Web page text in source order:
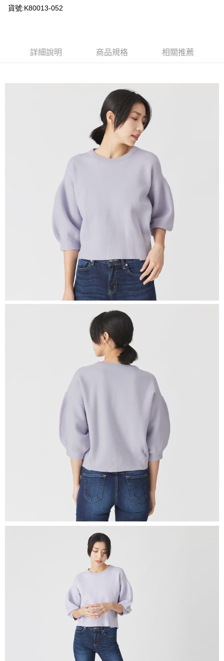
５．嚴禁一人註冊多個帳號或使用他人資訊註冊。若發現惡意使用之情形，
貨號:K80013-052
詳細說明 商品規格 相關推薦